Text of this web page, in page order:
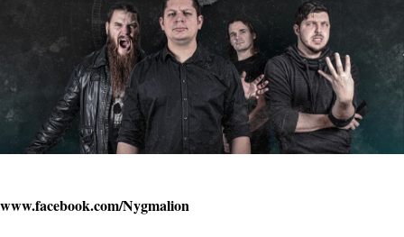
www.facebook.com/Nygmalion